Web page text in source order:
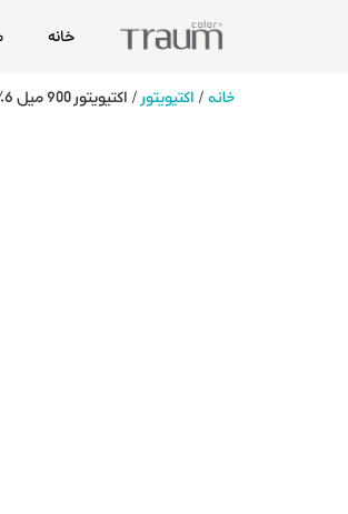
خانه
خانه/اکتیویتور/ اکتیویتور 900 میل 6% ترام کالر